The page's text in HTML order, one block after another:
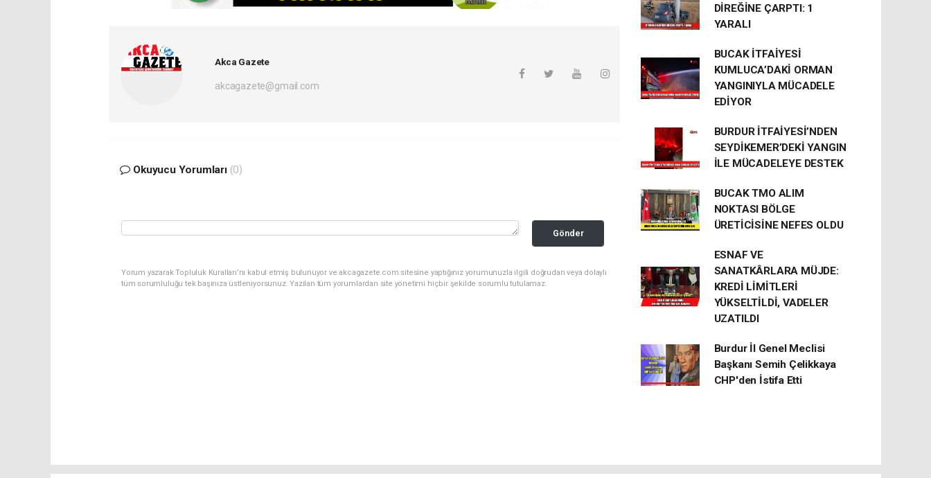
Akca Gazete
akcagazete@gmail.com
Okuyucu Yorumları (0)
Gönder
Yorum yazarak Topluluk Kuralları’nı kabul etmiş bulunuyor ve akcagazete.com sitesine yaptığınız yorumunuzla ilgili doğrudan veya dolaylı
tüm sorumluluğu tek başınıza üstleniyorsunuz. Yazılan tüm yorumlardan site yönetimi hiçbir şekilde sorumlu tutulamaz.
DİREĞİNE ÇARPTI: 1
YARALI
BUCAK İTFAİYESİ
KUMLUCA’DAKİ ORMAN
YANGINIYLA MÜCADELE
EDİYOR
BURDUR İTFAİYESİ’NDEN
SEYDİKEMER’DEKİ YANGIN
İLE MÜCADELEYE DESTEK
BUCAK TMO ALIM
NOKTASI BÖLGE
ÜRETİCİSİNE NEFES OLDU
ESNAF VE
SANATKÂRLARA MÜJDE:
KREDİ LİMİTLERİ
YÜKSELTİLDİ, VADELER
UZATILDI
Burdur İl Genel Meclisi
Başkanı Semih Çelikkaya
CHP'den İstifa Etti